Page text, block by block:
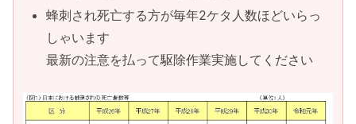
蜂刺され死亡する方が毎年2ケタ人数ほどいらっ
しゃいます
最新の注意を払って駆除作業実施してください